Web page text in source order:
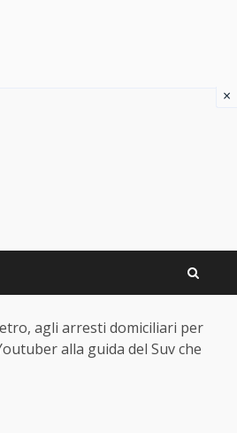
agli arresti domiciliari per
alla guida del Suv che
×